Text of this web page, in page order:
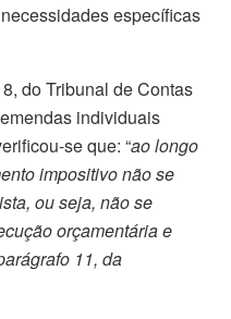
específicas
do Tribunal de Contas
individuais
se que: “ao longo
impositivo não se
ou seja, não se
orçamentária e
11, da